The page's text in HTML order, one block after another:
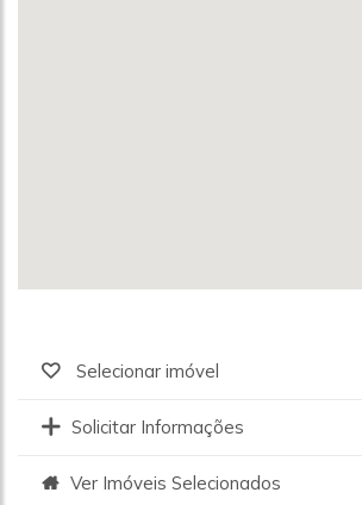
Selecionar imóvel
Solicitar Informações
Ver Imóveis Selecionados